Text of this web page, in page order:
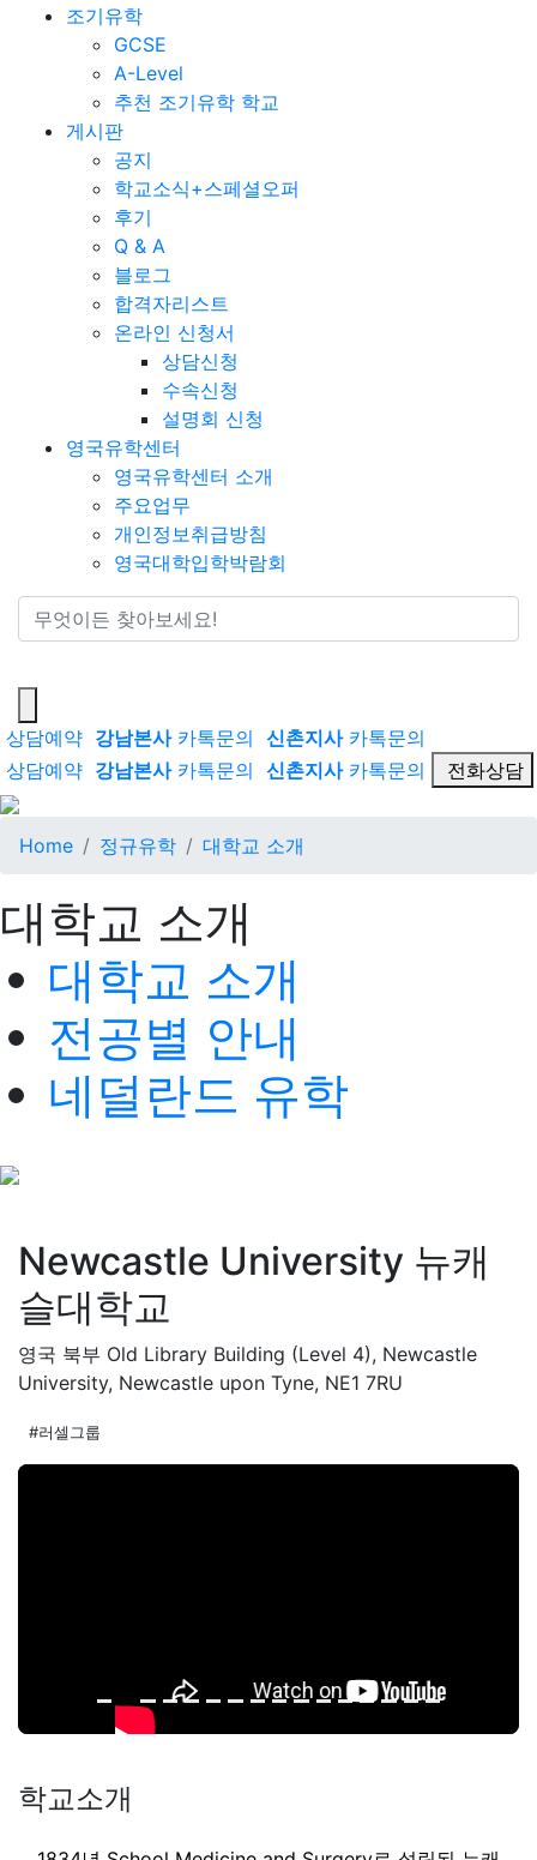
조기유학
GCSE
A-Level
추천 조기유학 학교
게시판
공지
학교소식+스페셜오퍼
후기
Q & A
블로그
합격자리스트
온라인 신청서
상담신청
수속신청
설명회 신청
영국유학센터
영국유학센터 소개
주요업무
개인정보취급방침
영국대학입학박람회
통합검색
상담예약 강남본사카톡문의 신촌지사카톡문의
상담예약 강남본사카톡문의 신촌지사카톡문의 전화상담
Home 정규유학 대학교 소개
대학교 소개
대학교 소개
전공별 안내
네덜란드 유학
Newcastle University 뉴캐
슬대학교
영국 북부 Old Library Building (Level 4), Newcastle
University, Newcastle upon Tyne, NE1 7RU
#러셀그룹
학교소개